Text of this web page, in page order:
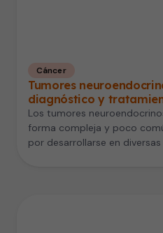
Cáncer
Tumores
diagnóstico y
Los tumores
forma compleja y poco
por desarrollarse en